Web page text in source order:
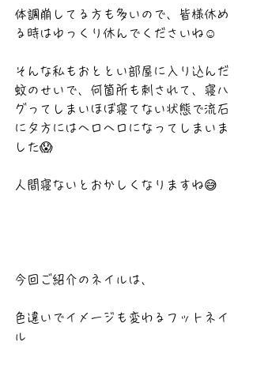
体調崩してる方も多いので、皆様休め
る時はゆっくり休んでくださいね☺️
そんな私もおととい部屋に入り込んだ
蚊のせいで、何箇所も刺されて、寝ハ
グってしまいほぼ寝てない状態で流石
に夕方にはヘロヘロになってしまいま
した😱
人間寝ないとおかしくなりますね😅
今回ご紹介のネイルは、
色違いでイメージも変わるフットネイ
ル